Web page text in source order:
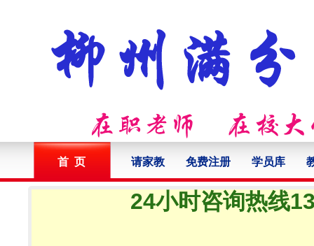
首 页 请家教 免费注册 学员库
24小时咨询热线